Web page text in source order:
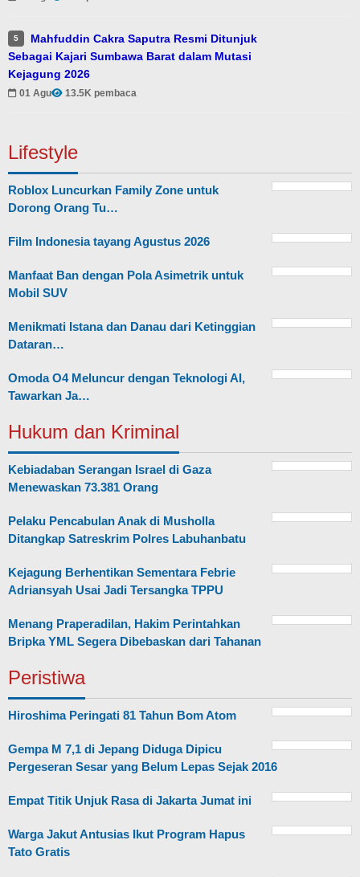
5
Mahfuddin Cakra Saputra Resmi Ditunjuk
Sebagai Kajari Sumbawa Barat dalam Mutasi
Kejagung 2026
01 Agu 13.5K pembaca
Lifestyle
Roblox Luncurkan Family Zone untuk
Dorong Orang Tu…
Film Indonesia tayang Agustus 2026
Manfaat Ban dengan Pola Asimetrik untuk
Mobil SUV
Menikmati Istana dan Danau dari Ketinggian
Dataran…
Omoda O4 Meluncur dengan Teknologi AI,
Tawarkan Ja…
Hukum dan Kriminal
Kebiadaban Serangan Israel di Gaza
Menewaskan 73.381 Orang
Pelaku Pencabulan Anak di Musholla
Ditangkap Satreskrim Polres Labuhanbatu
Kejagung Berhentikan Sementara Febrie
Adriansyah Usai Jadi Tersangka TPPU
Menang Praperadilan, Hakim Perintahkan
Bripka YML Segera Dibebaskan dari Tahanan
Peristiwa
Hiroshima Peringati 81 Tahun Bom Atom
Gempa M 7,1 di Jepang Diduga Dipicu
Pergeseran Sesar yang Belum Lepas Sejak 2016
Empat Titik Unjuk Rasa di Jakarta Jumat ini
Warga Jakut Antusias Ikut Program Hapus
Tato Gratis